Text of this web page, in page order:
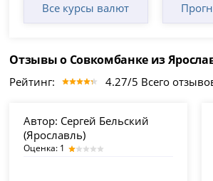
Все курсы валют
Отзывы о Совкомбанке из
Рейтинг: 4.27/5 Всего
Автор: Сергей Бельский
(Ярославль)
Оценка: 1